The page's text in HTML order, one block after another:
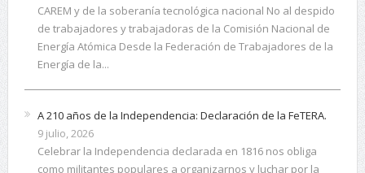
CAREM y de la soberanía tecnológica nacional No al despido
de trabajadores y trabajadoras de la Comisión Nacional de
Energía Atómica Desde la Federación de Trabajadores de la
Energía de la...
A 210 años de la Independencia: Declaración de la FeTERA.
9 julio, 2026
Celebrar la Independencia declarada en 1816 nos obliga
como militantes populares a organizarnos y luchar por la